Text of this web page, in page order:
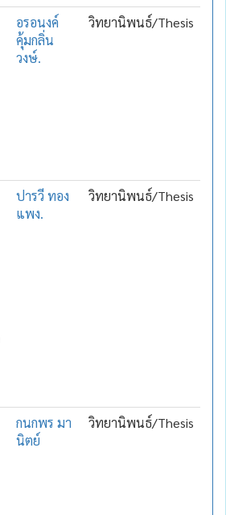
อรอนงค์
คุ้มกลิ่น
วงษ์.
วิทยานิพนธ์/Thesis
ปารวี ทอง
แพง.
วิทยานิพนธ์/Thesis
กนกพร มา
นิตย์
วิทยานิพนธ์/Thesis